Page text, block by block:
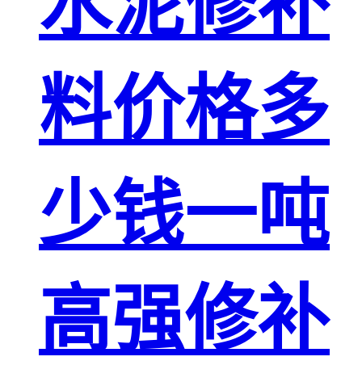
料价格多
少钱一吨
高强修补